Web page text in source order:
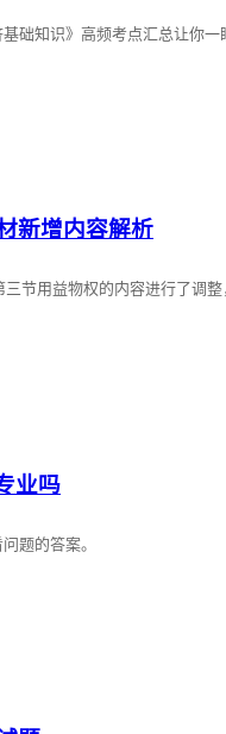
础知识》高频考点汇总让你一
新增内容解析
节用益物权的内容进行了调整
业吗
题的答案。